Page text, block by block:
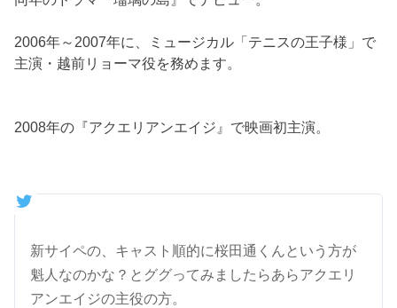
2006年～2007年に、ミュージカル「テニスの王子様」で
主演・越前リョーマ役を務めます。
2008年の『アクエリアンエイジ』で映画初主演。
新サイペの、キャスト順的に桜田通くんという方が
魁人なのかな？とググってみましたらあらアクエリ
アンエイジの主役の方。